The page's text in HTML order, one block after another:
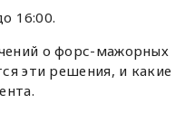
16:00.
о форс-мажорных
эти решения, и какие